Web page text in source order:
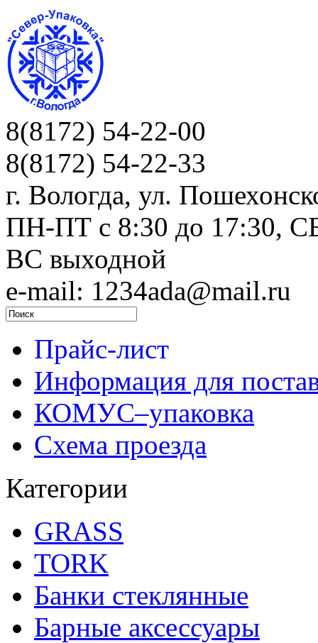
8(8172) 54-22-00
8(8172) 54-22-33
г. Вологда, ул.
ПН-ПТ c 8:30 до 17:30,
ВС выходной
e-mail: 1234ada@mail.ru
Прайс-лист
Информация для
КОМУС–упаковка
Схема проезда
Категории
GRASS
TORK
Банки стеклянные
Барные аксессуары